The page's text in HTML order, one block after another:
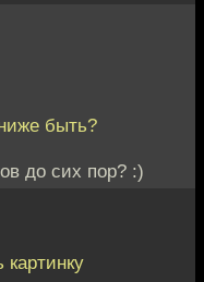
быть?
до сих пор? :)